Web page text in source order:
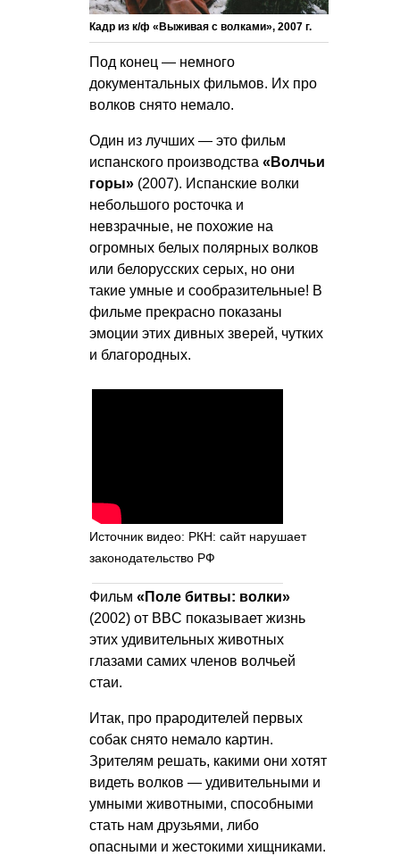
Кадр из к/ф «Выживая с волками», 2007 г.
Под конец — немного
документальных фильмов. Их про
волков снято немало.
Один из лучших — это фильм
испанского производства «Волчьи
горы» (2007). Испанские волки
небольшого росточка и
невзрачные, не похожие на
огромных белых полярных волков
или белорусских серых, но они
такие умные и сообразительные! В
фильме прекрасно показаны
эмоции этих дивных зверей, чутких
и благородных.
Источник видео: РКН: сайт нарушает
законодательство РФ
Фильм «Поле битвы: волки»
(2002) от BBC показывает жизнь
этих удивительных животных
глазами самих членов волчьей
стаи.
Итак, про прародителей первых
собак снято немало картин.
Зрителям решать, какими они хотят
видеть волков — удивительными и
умными животными, способными
стать нам друзьями, либо
опасными и жестокими хищниками.